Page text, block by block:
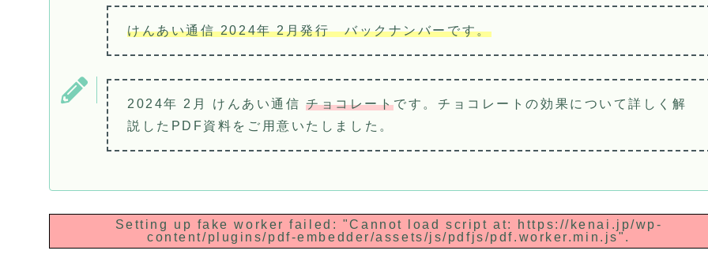
けんあい通信 2024年 2月発行 バックナンバーです。
2024年 2月 けんあい通信 チョコレートです。チョコレートの効果について詳しく解
説したPDF資料をご用意いたしました。
Setting up fake worker failed: "Cannot load script at: https://kenai.jp/wp-
content/plugins/pdf-embedder/assets/js/pdfjs/pdf.worker.min.js".